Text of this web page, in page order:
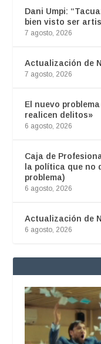
Dani Umpi:
bien visto ser
7 agosto, 2026
Actualización de
7 agosto, 2026
El nuevo
realicen delitos»
6 agosto, 2026
Caja de
la política que no
problema)
6 agosto, 2026
Actualización de
6 agosto, 2026